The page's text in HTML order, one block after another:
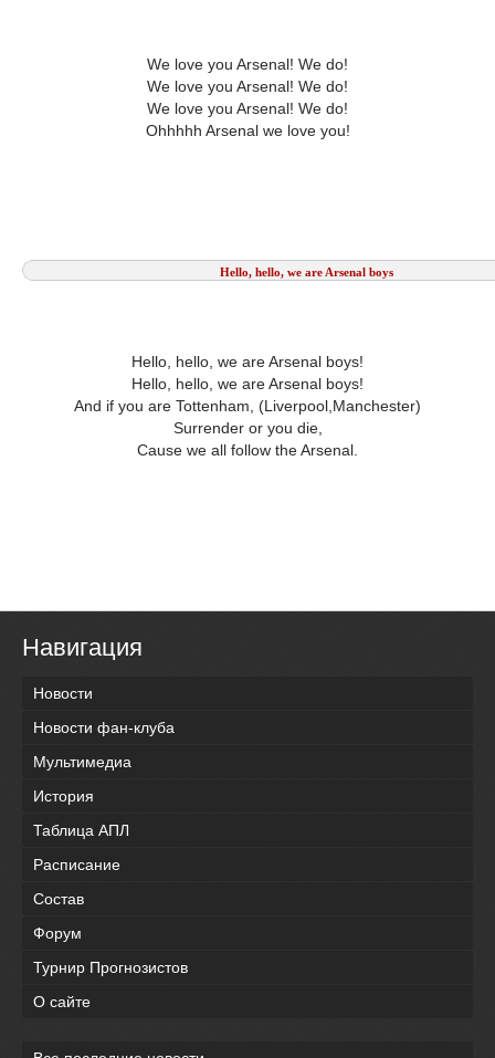
We love you Arsenal! We do!
We love you Arsenal! We do!
We love you Arsenal! We do!
Ohhhhh Arsenal we love you!
Hello, hello, we are Arsenal boys
Hello, hello, we are Arsenal boys!
Hello, hello, we are Arsenal boys!
And if you are Tottenham, (Liverpool,Manchester)
Surrender or you die,
Cause we all follow the Arsenal.
Навигация
Новости
Новости фан-клуба
Мультимедиа
История
Таблица АПЛ
Расписание
Состав
Форум
Турнир Прогнозистов
О сайте